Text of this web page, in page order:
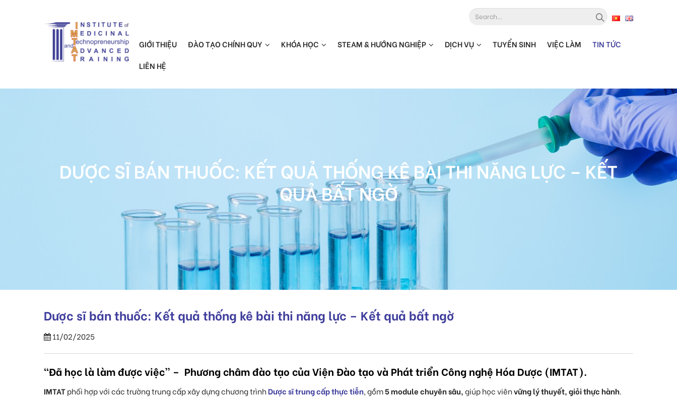
GIỚI THIỆU ĐÀO TẠO CHÍNH QUY KHÓA HỌC STEAM & HƯỚNG NGHIỆP DỊCH VỤ TUYỂN SINH VIỆC LÀM
TIN TỨC
LIÊN HỆ
DƯỢC SĨ BÁN THUỐC: KẾT QUẢ THỐNG KÊ BÀI THI NĂNG LỰC – KẾT
QUẢ BẤT NGỜ
Dược sĩ bán thuốc: Kết quả thống kê bài thi năng lực – Kết quả bất ngờ
11/02/2025
“Đã học là làm được việc” – Phương châm đào tạo của Viện Đào tạo và Phát triển Công nghệ Hóa Dược (IMTAT).
IMTATphối hợp với các trường trung cấp xây dựng chương trìnhDược sĩ trung cấpthực tiễn, gồm5 module chuyên sâu,giúp học viênvững lý thuyết, giỏi thực hành.